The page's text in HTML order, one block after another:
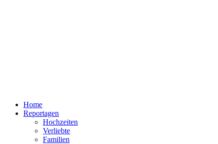
Home
Reportagen
Hochzeiten
Verliebte
Familien